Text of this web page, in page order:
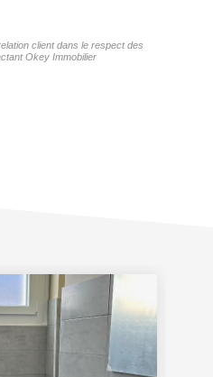
client dans le respect des
Okey Immobilier